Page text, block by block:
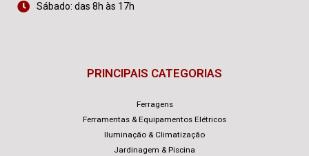
Sábado: das 8h às 17h
PRINCIPAIS CATEGORIAS
Ferragens
Ferramentas & Equipamentos Elétricos
Iluminação & Climatização
Jardinagem & Piscina